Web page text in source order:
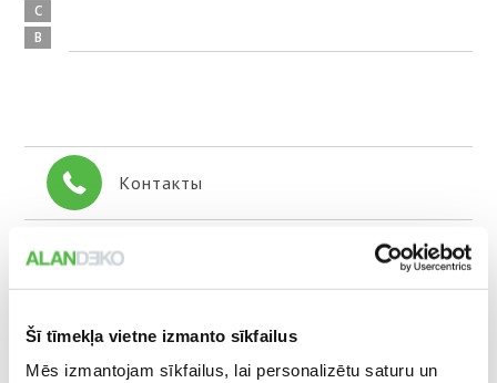
Šī tīmekļa vietne izmanto sīkfailus
Mēs izmantojam sīkfailus, lai personalizētu saturu un
С
В
Контакты
+371 671 092 10
priedaines@k-rauta.lv